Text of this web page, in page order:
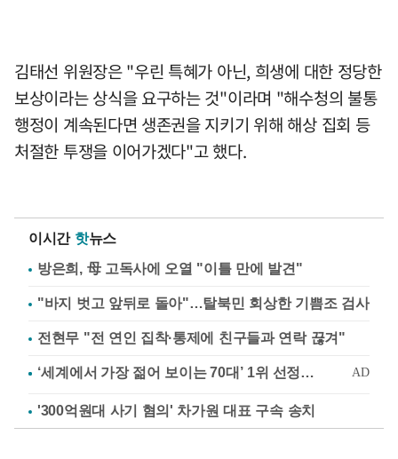
김태선 위원장은 "우린 특혜가 아닌, 희생에 대한 정당한
보상이라는 상식을 요구하는 것"이라며 "해수청의 불통
행정이 계속된다면 생존권을 지키기 위해 해상 집회 등
처절한 투쟁을 이어가겠다"고 했다.
이시간 핫뉴스
방은희, 母 고독사에 오열 "이틀 만에 발견"
"바지 벗고 앞뒤로 돌아"…탈북민 회상한 기쁨조 검사
전현무 "전 연인 집착·통제에 친구들과 연락 끊겨"
'300억원대 사기 혐의' 차가원 대표 구속 송치